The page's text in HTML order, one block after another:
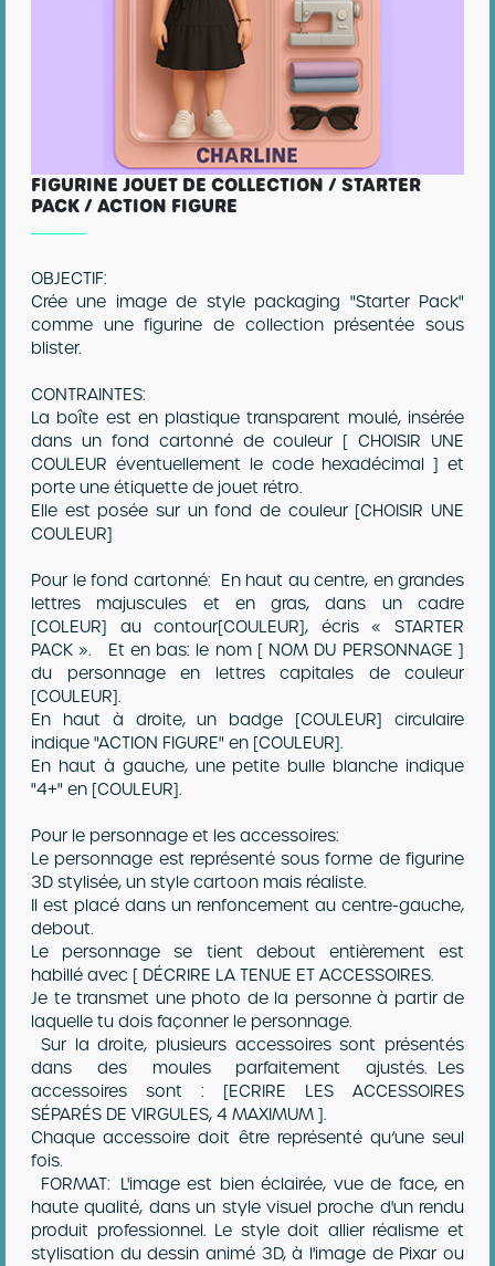
FIGURINE JOUET DE COLLECTION / STARTER
PACK / ACTION FIGURE
OBJECTIF:
Crée une image de style packaging "Starter Pack"
comme une figurine de collection présentée sous
blister.
CONTRAINTES:
La boîte est en plastique transparent moulé, insérée
dans un fond cartonné de couleur [ CHOISIR UNE
COULEUR éventuellement le code hexadécimal ] et
porte une étiquette de jouet rétro.
Elle est posée sur un fond de couleur [CHOISIR UNE
COULEUR]
Pour le fond cartonné: En haut au centre, en grandes
lettres majuscules et en gras, dans un cadre
[COLEUR] au contour[COULEUR], écris « STARTER
PACK ». Et en bas: le nom [ NOM DU PERSONNAGE ]
du personnage en lettres capitales de couleur
[COULEUR].
En haut à droite, un badge [COULEUR] circulaire
indique "ACTION FIGURE" en [COULEUR].
En haut à gauche, une petite bulle blanche indique
"4+" en [COULEUR].
Pour le personnage et les accessoires:
Le personnage est représenté sous forme de figurine
3D stylisée, un style cartoon mais réaliste.
Il est placé dans un renfoncement au centre-gauche,
debout.
Le personnage se tient debout entièrement est
habillé avec [ DÉCRIRE LA TENUE ET ACCESSOIRES.
Je te transmet une photo de la personne à partir de
laquelle tu dois façonner le personnage.
Sur la droite, plusieurs accessoires sont présentés
dans des moules parfaitement ajustés. Les
accessoires sont : [ECRIRE LES ACCESSOIRES
SÉPARÉS DE VIRGULES, 4 MAXIMUM ].
Chaque accessoire doit être représenté qu’une seul
fois.
FORMAT: L'image est bien éclairée, vue de face, en
haute qualité, dans un style visuel proche d'un rendu
produit professionnel. Le style doit allier réalisme et
stylisation du dessin animé 3D, à l'image de Pixar ou